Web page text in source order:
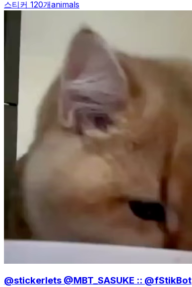
스티커 120개animals
@stickerlets @MBT_SASUKE :: @fStikBot